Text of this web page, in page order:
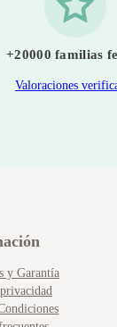
+20000 familias
Valoraciones
y Garantía